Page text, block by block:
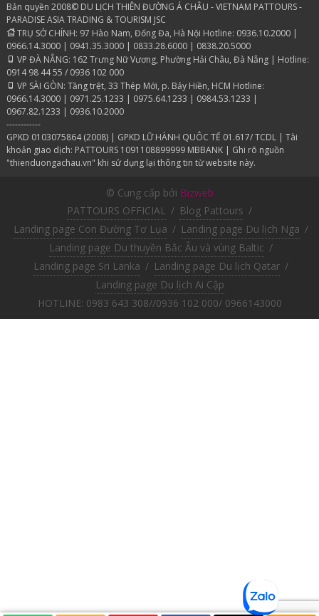
Bản quyền 2008© DU LỊCH THIÊN ĐƯỜNG Á CHÂU - VIETNAM PATTOURS -
PARADISE ASIA TRADING & TOURISM JSC
TRỤ SỞ CHÍNH: 97 Hào Nam, Đống Đa, Hà Nội Hotline: 0936.10.2000 |
0966.14.3000 | 0941.35.3000 | 0833.28.6000 | 0838.20.5000
VP ĐÀ NẴNG: 162 Trưng Nữ Vương, Phường Hải Châu, Đà Nẵng | Hotline:
0914 98 44 55 / 0936 102 000
VP SÀI GÒN: Tầng trệt, 33 Thép Mới, p. Bảy Hiền, HCM Hotline:
0966.14.3000 | 0971.25.1233 | 0975.64.1233 | 0984.53.1233 |
0967.82.1233 | 0936.10.2000
------------
GPKD 0103075864 (2008) | GPKD LỮ HÀNH QUÔC TẾ 01.617/ TCDL | Tài
khoản giao dịch: PATTOURS 1091108899999 MBBANK | Ghi rõ nguồn
"thienduongachau.vn" khi sử dụng lại thông tin từ website này.
© Cung cấp bởi Bizweb
PATTOURS OFFICIAL / Blog Pattours /
Landing page Con Đường Tơ Lụa / Landing page Du lịch Nga /
Landing page Du thuyền Bắc Âu và vùng Baltic /
Landing page Sri Lanka / Landing page Du lịch Qatar /
Landing page Du lịch Ai Cập
HOTLINE: 0983 643 308//0936 102 000/ 0966143000